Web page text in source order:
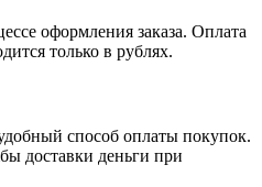
оформления заказа. Оплата
только в рублях.
способ оплаты покупок.
доставки деньги при